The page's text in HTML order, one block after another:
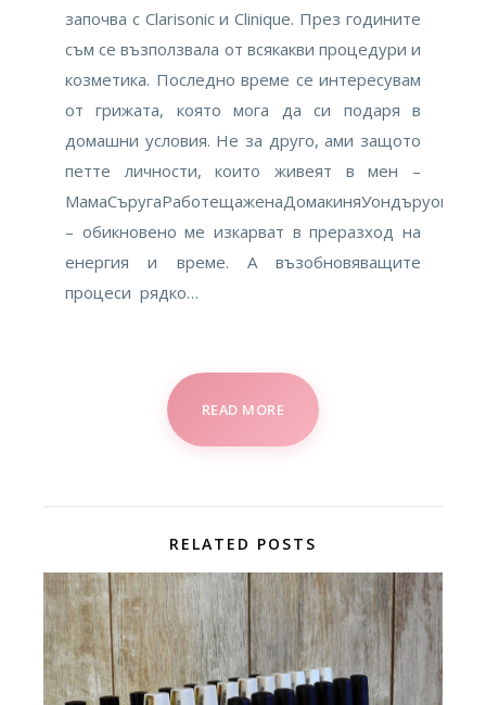
започва с Clarisonic и Clinique. През годините
съм се възползвала от всякакви процедури и
козметика. Последно време се интересувам
от грижата, която мога да си подаря в
домашни условия. Не за друго, ами защото
петте личности, които живеят в мен –
МамаСъругаРаботещаженаДомакиняУондъруоман
– обикновено ме изкарват в преразход на
енергия и време. А възобновяващите
процеси рядко…
READ MORE
RELATED POSTS